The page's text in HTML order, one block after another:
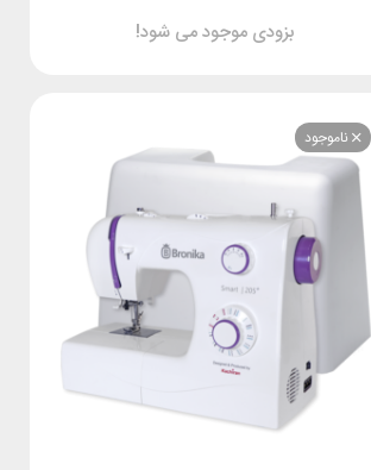
بزودی موجود می شود!
ناموجود